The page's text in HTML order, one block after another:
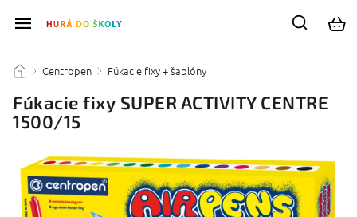
/ Centropen / Fúkacie fixy + šablóny
Fúkacie fixy SUPER ACTIVITY CENTRE
1500/15